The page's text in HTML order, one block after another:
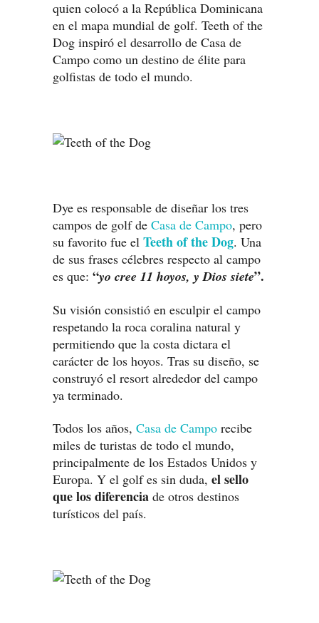
quien colocó a la República Dominicana
en el mapa mundial de golf. Teeth of the
Dog inspiró el desarrollo de Casa de
Campo como un destino de élite para
golfistas de todo el mundo.
Dye es responsable de diseñar los tres
campos de golf de Casa de Campo, pero
su favorito fue el Teeth of the Dog. Una
de sus frases célebres respecto al campo
es que: “yo cree 11 hoyos, y Dios siete”.
Su visión consistió en esculpir el campo
respetando la roca coralina natural y
permitiendo que la costa dictara el
carácter de los hoyos. Tras su diseño, se
construyó el resort alrededor del campo
ya terminado.
Todos los años, Casa de Campo recibe
miles de turistas de todo el mundo,
principalmente de los Estados Unidos y
Europa. Y el golf es sin duda, el sello
que los diferencia de otros destinos
turísticos del país.